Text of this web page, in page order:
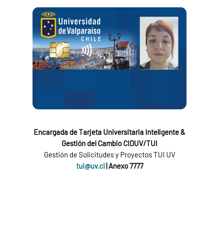
Encargada de Tarjeta Universitaria Inteligente &
Gestión del Cambio CIDUV/TUI
Gestión de Solicitudes y Proyectos TUI UV
tui@uv.cl| Anexo 7777